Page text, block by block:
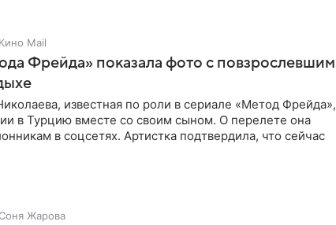
Кино Mail
Фрейда» показала фото с повзрослевшим
известная по роли в сериале «Метод Фрейда»,
в Турцию вместе со своим сыном. О перелете она
в соцсетях. Артистка подтвердила, что сейчас
Соня Жарова